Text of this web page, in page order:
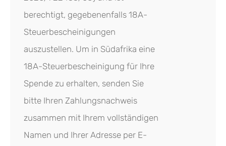
berechtigt, gegebenenfalls 18A-
Steuerbescheinigungen
auszustellen. Um in Südafrika eine
18A-Steuerbescheinigung für Ihre
Spende zu erhalten, senden Sie
bitte Ihren Zahlungsnachweis
zusammen mit Ihrem vollständigen
Namen und Ihrer Adresse per E-